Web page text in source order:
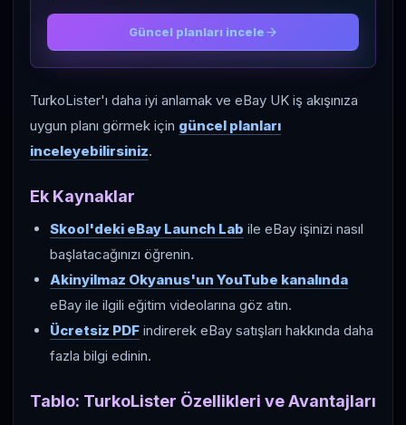
Güncel planları incele
TurkoLister'ı daha iyi anlamak ve eBay UK iş akışınıza
uygun planı görmek için güncel planları
inceleyebilirsiniz.
Ek Kaynaklar
Skool'deki eBay Launch Lab ile eBay işinizi nasıl
başlatacağınızı öğrenin.
Akinyilmaz Okyanus'un YouTube kanalında
eBay ile ilgili eğitim videolarına göz atın.
Ücretsiz PDF indirerek eBay satışları hakkında daha
fazla bilgi edinin.
Tablo: TurkoLister Özellikleri ve Avantajları